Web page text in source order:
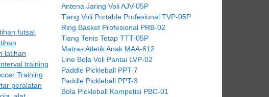
Antena Jaring Voli AJV-05P
Tiang Voli Portable Profesional TVP-05P
Ring Basket Profesional PRB-02
Tiang Tenis Tetap TTT-05P
Matras Atletik Anak MAA-612
Line Bola Voli Pantai LVP-02
Paddle Pickleball PPT-7
Paddle Pickleball PPT-3
Bola Pickleball Kompetisi PBC-01